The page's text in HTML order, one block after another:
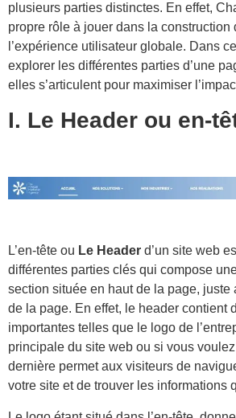
plusieurs parties distinctes. En effet,
propre rôle à jouer dans la construction
l’expérience utilisateur globale. Dans
explorer les différentes parties d’une
elles s’articulent pour maximiser
I. Le Header ou en-
L’en-tête ou Le Header d’un site web
différentes parties clés qui compose
section située en haut de la page, juste
de la page. En effet, le header contient
importantes telles que le logo de
principale du site web ou si vous
dernière permet aux visiteurs de
votre site et de trouver les informations